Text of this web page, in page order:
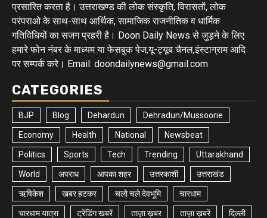
प्रसारित करता है। उत्तराखण्ड की लोक संस्कृति, विरासतों, लोक
परंपराओ के साथ-साथ आर्थिक, सामाजिक राजनीतिक व धार्मिक
गतिविधियों का सजग प्रहरी है। Doon Daily News से जुड़ने के लिए
हमारे फोन नंबर के माध्यम या फेसबुक पेज,यू-ट्यूब चैनल,इंस्टाग्राम आदि
पर सम्पर्क करे। Email: doondailynews@gmail.com
CATEGORIES
BJP Blog Dehardun Dehradun/Mussoorie
Economy Health National Newsbeat
Politics Sports Tech Trending Uttarakhand
World अपराध आपका शहर उत्तरकाशी उत्तराखंड
ऋषिकेश खबर हटकर चलो चले देवभूमि चारधाम
चारधाम यात्रा ट्रेंडिंग खबरें ताज़ा ख़बर ताज़ा ख़बरें दिल्ली